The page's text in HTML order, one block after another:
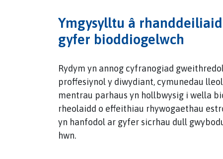
Ymgysylltu â
gyfer bioddiogelwch
Rydym yn annog cyfranogiad
proffesiynol y diwydiant, cymunedau
mentrau parhaus yn hollbwysig i wella
rheolaidd o effeithiau rhywogaethau
yn hanfodol ar gyfer sicrhau dull
hwn.